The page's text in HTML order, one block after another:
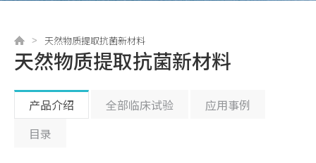
天然物质提取抗菌新材料
天然物质提取抗菌新材料
产品介绍 全部临床试验
应用事例
目录